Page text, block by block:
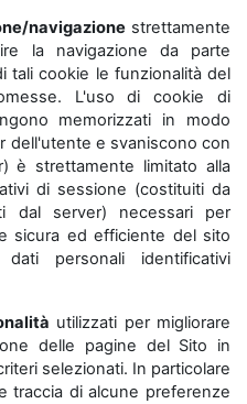
navigazionestrettamente
la navigazione da parte
tali cookie le funzionalità del
L'uso di cookie di
memorizzati in modo
dell'utente e svaniscono con
è strettamente limitato alla
di sessione (costituiti da
dal server) necessari per
sicura ed efficiente del sito
personali identificativi
utilizzati per migliorare
delle pagine del Sito in
selezionati. In particolare
traccia di alcune preferenze